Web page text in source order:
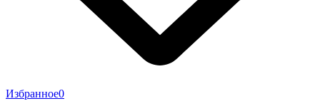
Избранное0